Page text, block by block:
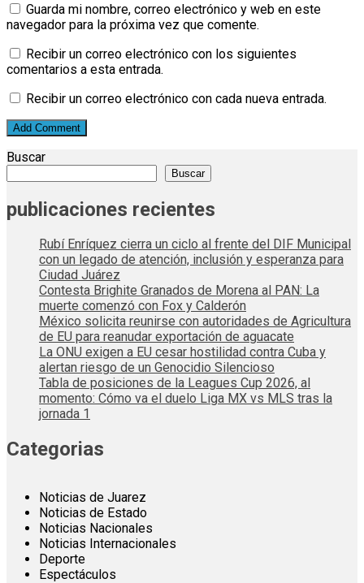
Guarda mi nombre, correo electrónico y web en este
navegador para la próxima vez que comente.
Recibir un correo electrónico con los siguientes
comentarios a esta entrada.
Recibir un correo electrónico con cada nueva entrada.
Buscar
Buscar
publicaciones recientes
Rubí Enríquez cierra un ciclo al frente del DIF Municipal
con un legado de atención, inclusión y esperanza para
Ciudad Juárez
Contesta Brighite Granados de Morena al PAN: La
muerte comenzó con Fox y Calderón
México solicita reunirse con autoridades de Agricultura
de EU para reanudar exportación de aguacate
La ONU exigen a EU cesar hostilidad contra Cuba y
alertan riesgo de un Genocidio Silencioso
Tabla de posiciones de la Leagues Cup 2026, al
momento: Cómo va el duelo Liga MX vs MLS tras la
jornada 1
Categorias
Noticias de Juarez
Noticias de Estado
Noticias Nacionales
Noticias Internacionales
Deporte
Espectáculos